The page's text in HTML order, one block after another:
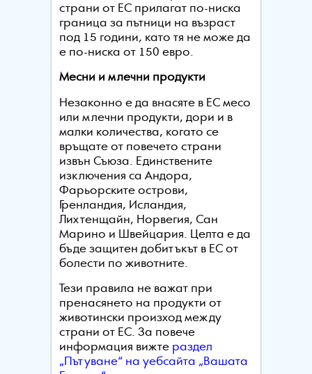
страни от ЕС прилагат по-ниска
граница за пътници на възраст
под 15 години, като тя не може да
е по-ниска от 150 евро.
Месни и млечни продукти
Незаконно е да внасяте в ЕС месо
или млечни продукти, дори и в
малки количества, когато се
връщате от повечето страни
извън Съюза. Единствените
изключения са Андора,
Фарьорските острови,
Гренландия, Исландия,
Лихтенщайн, Норвегия, Сан
Марино и Швейцария. Целта е да
бъде защитен добитъкът в ЕС от
болести по животните.
Тези правила не важат при
пренасянето на продукти от
животински произход между
страни от ЕС. За повече
информация вижте раздел
„Пътуване“ на уебсайта „Вашата